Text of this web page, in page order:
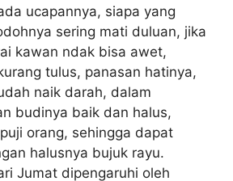
ucapannya, siapa yang
sering mati duluan, jika
kawan ndak bisa awet,
tulus, panasan hatinya,
naik darah, dalam
budinya baik dan halus,
orang, sehingga dapat
halusnya bujuk rayu.
Jumat dipengaruhi oleh